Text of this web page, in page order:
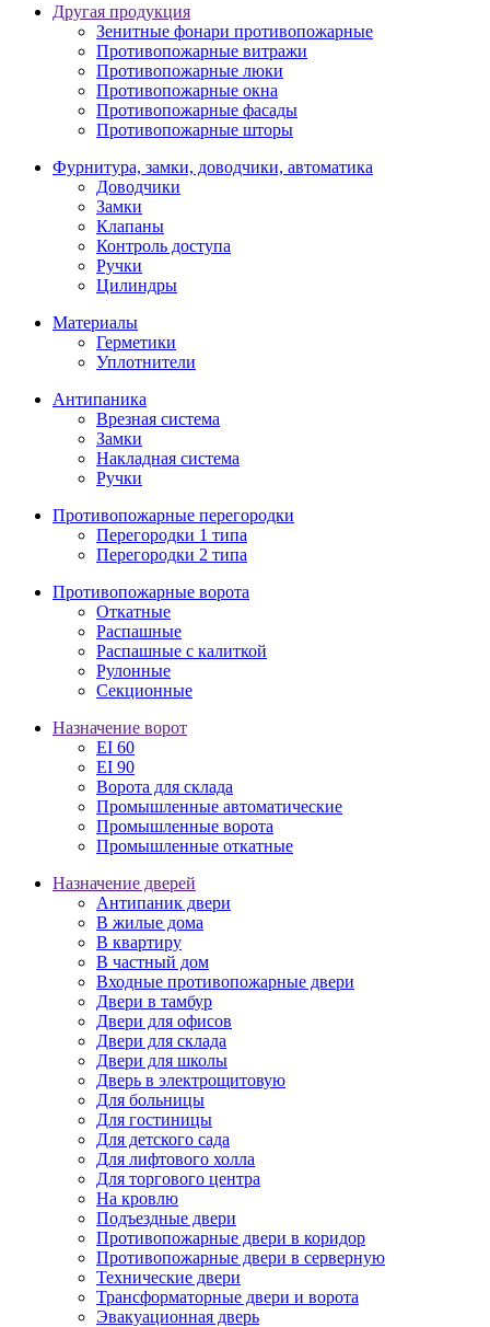
Другая продукция
Зенитные фонари противопожарные
Противопожарные витражи
Противопожарные люки
Противопожарные окна
Противопожарные фасады
Противопожарные шторы
Фурнитура, замки, доводчики, автоматика
Доводчики
Замки
Клапаны
Контроль доступа
Ручки
Цилиндры
Материалы
Герметики
Уплотнители
Антипаника
Врезная система
Замки
Накладная система
Ручки
Противопожарные перегородки
Перегородки 1 типа
Перегородки 2 типа
Противопожарные ворота
Откатные
Распашные
Распашные с калиткой
Рулонные
Секционные
Назначение ворот
EI 60
EI 90
Ворота для склада
Промышленные автоматические
Промышленные ворота
Промышленные откатные
Назначение дверей
Антипаник двери
В жилые дома
В квартиру
В частный дом
Входные противопожарные двери
Двери в тамбур
Двери для офисов
Двери для склада
Двери для школы
Дверь в электрощитовую
Для больницы
Для гостиницы
Для детского сада
Для лифтового холла
Для торгового центра
На кровлю
Подъездные двери
Противопожарные двери в коридор
Противопожарные двери в серверную
Технические двери
Трансформаторные двери и ворота
Эвакуационная дверь